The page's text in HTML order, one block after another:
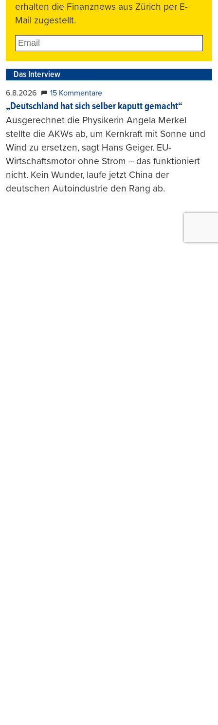
erhalten die Finanznews aus Zürich per E-
Mail zugestellt.
Das Interview
6.8.2026 15 Kommentare
„Deutschland hat sich selber kaputt gemacht“
Ausgerechnet die Physikerin Angela Merkel
stellte die AKWs ab, um Kernkraft mit Sonne und
Wind zu ersetzen, sagt Hans Geiger. EU-
Wirtschaftsmotor ohne Strom – das funktioniert
nicht. Kein Wunder, laufe jetzt China der
deutschen Autoindustrie den Rang ab.